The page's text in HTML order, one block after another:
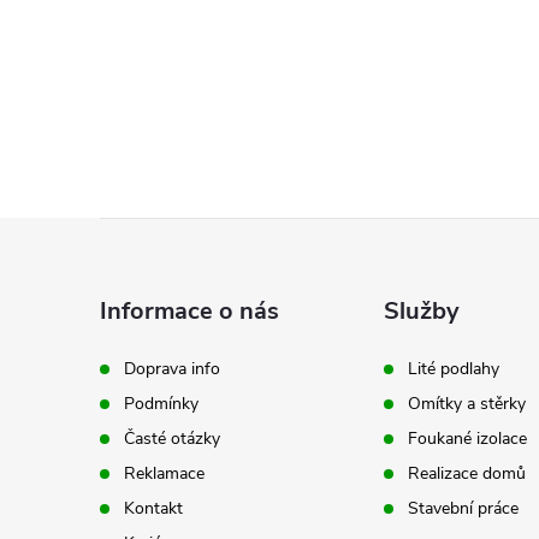
í
p
Informace o nás
Doprava info
Podmínky
Časté otázky
Reklamace
Kontakt
Služby
Lité podlahy
Omítky a stěrky
Foukané izolace
Realizace domů
Stavební práce